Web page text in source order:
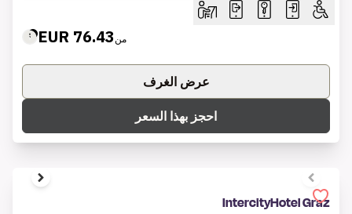
من76.43 EUR
عرض الغرف
احجز بهذا السعر
1 of 7
IntercityHotel Graz